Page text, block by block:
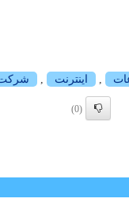
, اینترنت ,
(0)